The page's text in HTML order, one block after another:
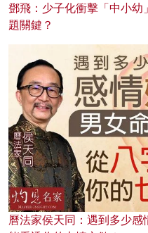
鄧飛：少子化衝擊「中小幼
題關鍵？
曆法家侯天同：遇到多少